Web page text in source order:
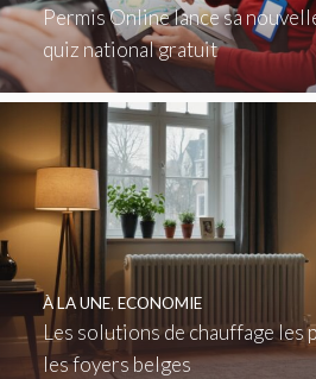
Permis Online lance sa
quiz national gratuit
Les solutions de chauffage les
les foyers belges
À LA UNE, ECONOMIE